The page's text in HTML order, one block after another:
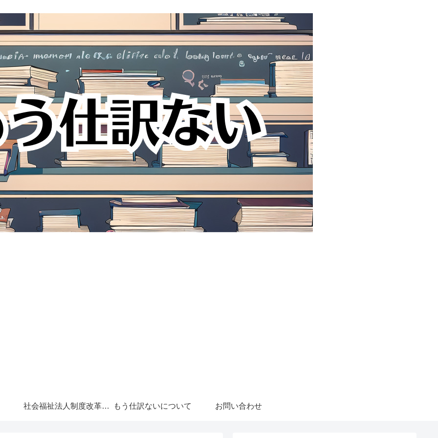
社会福祉法人制度改革に もう仕訳ないについて お問い合わせ